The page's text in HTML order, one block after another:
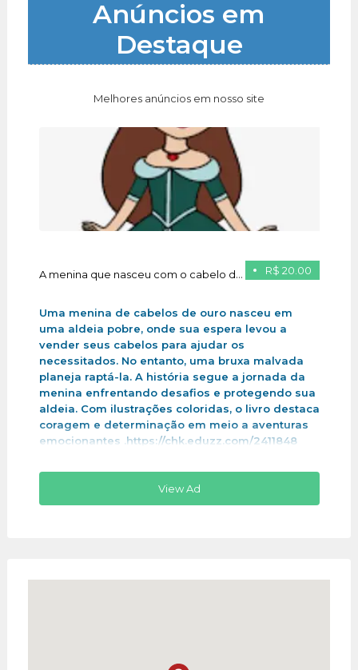
Anúncios em
Destaque
Melhores anúncios em nosso site
R$ 20.00
A menina que nasceu com o cabelo de ouro
Uma menina de cabelos de ouro nasceu em
uma aldeia pobre, onde sua espera levou a
vender seus cabelos para ajudar os
necessitados. No entanto, uma bruxa malvada
planeja raptá-la. A história segue a jornada da
menina enfrentando desafios e protegendo sua
aldeia. Com ilustrações coloridas, o livro destaca
coragem e determinação em meio a aventuras
emocionantes .https://chk.eduzz.com/2411848
View Ad